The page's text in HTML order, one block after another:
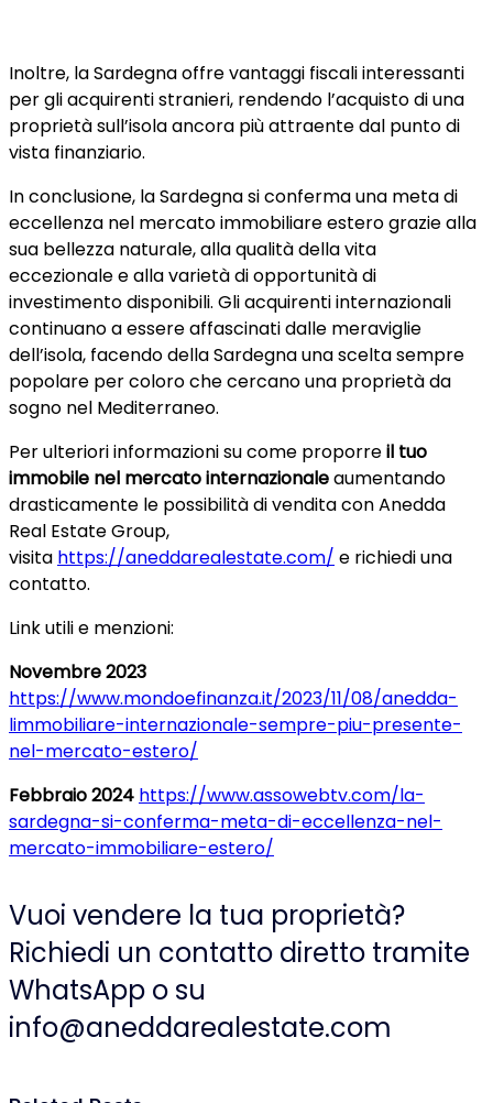
Inoltre, la Sardegna offre vantaggi fiscali interessanti
per gli acquirenti stranieri, rendendo l’acquisto di una
proprietà sull’isola ancora più attraente dal punto di
vista finanziario.
In conclusione, la Sardegna si conferma una meta di
eccellenza nel mercato immobiliare estero grazie alla
sua bellezza naturale, alla qualità della vita
eccezionale e alla varietà di opportunità di
investimento disponibili. Gli acquirenti internazionali
continuano a essere affascinati dalle meraviglie
dell’isola, facendo della Sardegna una scelta sempre
popolare per coloro che cercano una proprietà da
sogno nel Mediterraneo.
Per ulteriori informazioni su come proporreil tuo
immobile nel mercato internazionaleaumentando
drasticamente le possibilità di vendita con Anedda
Real Estate Group,
visita https://aneddarealestate.com/ e richiedi una
contatto.
Link utili e menzioni:
Novembre 2023
https://www.mondoefinanza.it/2023/11/08/anedda-
limmobiliare-internazionale-sempre-piu-presente-
nel-mercato-estero/
Febbraio 2024 https://www.assowebtv.com/la-
sardegna-si-conferma-meta-di-eccellenza-nel-
mercato-immobiliare-estero/
Vuoi vendere la tua proprietà?
Richiedi un contatto diretto tramite
WhatsApp o su
info@aneddarealestate.com